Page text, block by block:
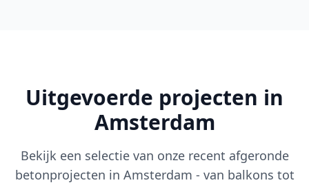
Uitgevoerde projecten in
Amsterdam
Bekijk een selectie van onze recent afgeronde
betonprojecten in Amsterdam - van balkons tot